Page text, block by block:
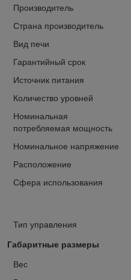
Производитель
Страна производитель
Вид печи
Гарантийный срок
Источник питания
Количество уровней
Номинальная
потребляемая мощность
Номинальное напряжение
Расположение
Сфера использования
Тип управления
Габаритные размеры
Вес